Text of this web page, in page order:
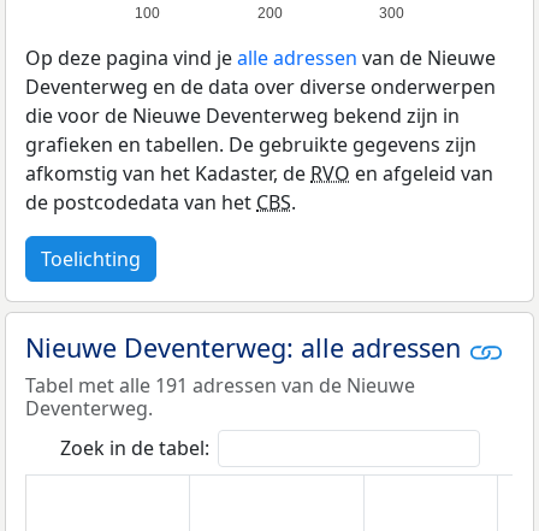
100 200 300
Op deze pagina vind jealle adressen van de Nieuwe
Deventerweg en de data over diverse onderwerpen
die voor de Nieuwe Deventerweg bekend zijn in
grafieken en tabellen. De gebruikte gegevens zijn
afkomstig van het Kadaster, deRVO en afgeleid van
de postcodedata van hetCBS.
Toelichting
Nieuwe Deventerweg: alle adressen
Tabel met alle 191 adressen van de Nieuwe
Deventerweg.
Zoek in de tabel: